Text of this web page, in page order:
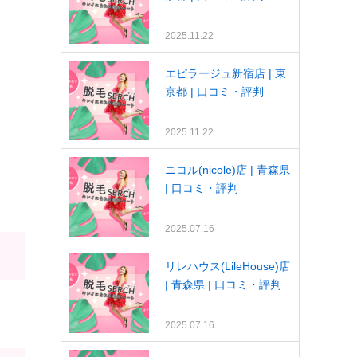
2025.11.22
エピラージュ新宿店 | 東
京都 | 口コミ・評判
2025.11.22
ニコル(nicole)店 | 青森県
| 口コミ・評判
2025.07.16
リレハウス(LileHouse)店
| 青森県 | 口コミ・評判
2025.07.16